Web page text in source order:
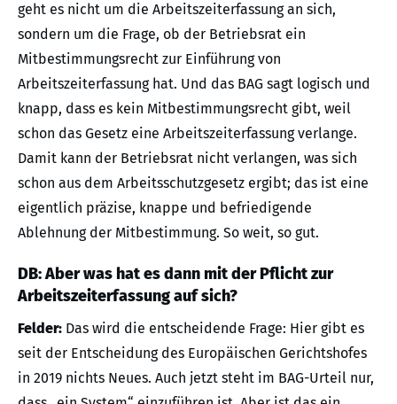
geht es nicht um die Arbeitszeiterfassung an sich,
sondern um die Frage, ob der Betriebsrat ein
Mitbestimmungsrecht zur Einführung von
Arbeitszeiterfassung hat. Und das BAG sagt logisch und
knapp, dass es kein Mitbestimmungsrecht gibt, weil
schon das Gesetz eine Arbeitszeiterfassung verlange.
Damit kann der Betriebsrat nicht verlangen, was sich
schon aus dem Arbeitsschutzgesetz ergibt; das ist eine
eigentlich präzise, knappe und befriedigende
Ablehnung der Mitbestimmung. So weit, so gut.
DB: Aber was hat es dann mit der Pflicht zur
Arbeitszeiterfassung auf sich?
Felder: Das wird die entscheidende Frage: Hier gibt es
seit der Entscheidung des Europäischen Gerichtshofes
in 2019 nichts Neues. Auch jetzt steht im BAG-Urteil nur,